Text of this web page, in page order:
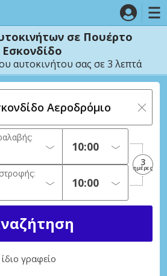
σε Πουέρτο
Εσκονδίδο
αυτοκινήτου σας σε 3 λεπτά
3
ημέρες
γραφείο